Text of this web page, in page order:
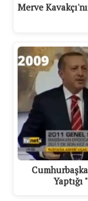
Merve
Yaptığı